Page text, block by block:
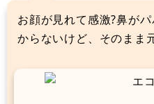
お顔が見れて感激?鼻が
からないけど、そのまま